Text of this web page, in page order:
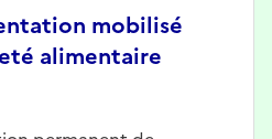
mobilisé
alimentaire